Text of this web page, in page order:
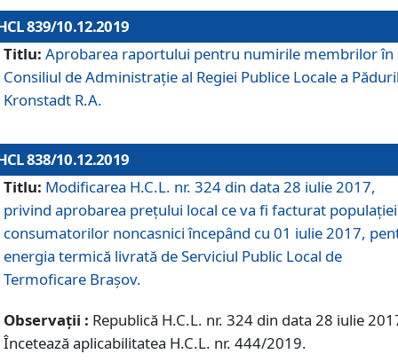
839/10.12.2019
Titlu: Aprobarea raportului pentru numirile membrilor în
Consiliul de Administraţie al Regiei Publice Locale a
Kronstadt R.A.
838/10.12.2019
Titlu: Modificarea H.C.L. nr. 324 din data 28 iulie 2017,
privind aprobarea preţului local ce va fi facturat
consumatorilor noncasnici începând cu 01 iulie 2017,
energia termică livrată de Serviciul Public Local de
Termoficare Braşov.
Observații : Republică H.C.L. nr. 324 din data 28 iulie
Încetează aplicabilitatea H.C.L. nr. 444/2019.